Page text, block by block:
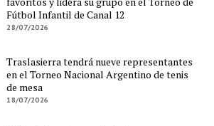
Fútbol Infantil de Canal 12
28/07/2026
Traslasierra tendrá nueve representantes
en el Torneo Nacional Argentino de tenis
de mesa
18/07/2026